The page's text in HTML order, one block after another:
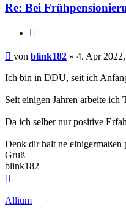
Re: Bei
Beitrag
von blink182 » 4. Apr
Ich bin in DDU, seit ich
Seit einigen Jahren arbeite
Da ich selber nur positive
Denk dir halt ne einigermaßen
Gruß
blink182
Allium